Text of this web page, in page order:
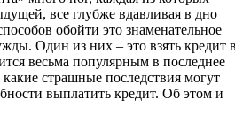
все глубже вдавливая в дно
обойти это знаменательное
Один из них – это взять кредит в
весьма популярным в последнее
страшные последствия могут
выплатить кредит. Об этом и